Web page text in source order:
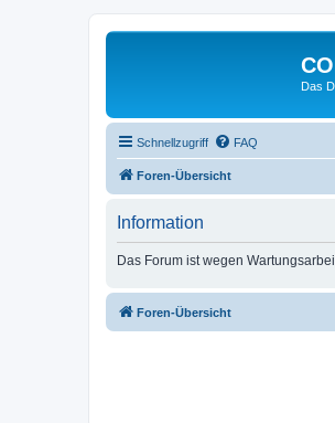
Das
Schnellzugriff FAQ
Foren-Übersicht
Information
Das Forum ist wegen
Foren-Übersicht